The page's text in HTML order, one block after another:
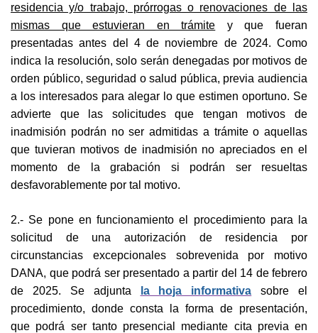
residencia y/o trabajo, prórrogas o renovaciones de las
mismas que estuvieran en trámite y que fueran
presentadas antes del 4 de noviembre de 2024. Como
indica la resolución, solo serán denegadas por motivos de
orden público, seguridad o salud pública, previa audiencia
a los interesados para alegar lo que estimen oportuno. Se
advierte que las solicitudes que tengan motivos de
inadmisión podrán no ser admitidas a trámite o aquellas
que tuvieran motivos de inadmisión no apreciados en el
momento de la grabación si podrán ser resueltas
desfavorablemente por tal motivo.
2.- Se pone en funcionamiento el procedimiento para la
solicitud de una autorización de residencia por
circunstancias excepcionales sobrevenida por motivo
DANA, que podrá ser presentado a partir del 14 de febrero
de 2025. Se adjunta
la hoja informativa
sobre el
procedimiento, donde consta la forma de presentación,
que podrá ser tanto presencial mediante cita previa en